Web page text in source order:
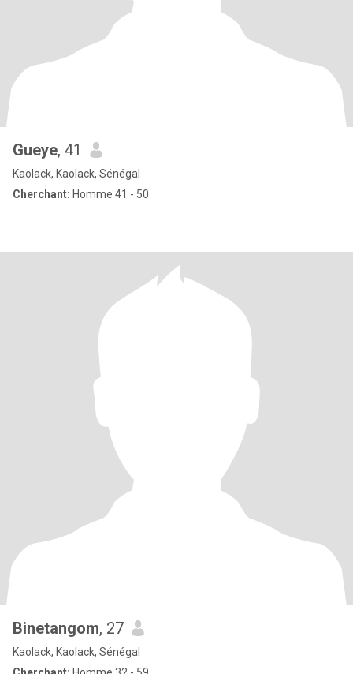
Gueye, 41
Kaolack, Kaolack, Sénégal
Cherchant: Homme 41 - 50
Binetangom, 27
Kaolack, Kaolack, Sénégal